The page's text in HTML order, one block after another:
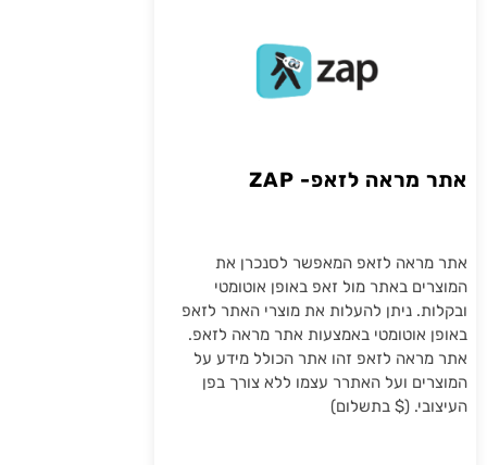
אתר מראה לזאפ- ZAP
אתר מראה לזאפ המאפשר לסנכרן את
המוצרים באתר מול זאפ באופן אוטומטי
ובקלות. ניתן להעלות את מוצרי האתר לזאפ
באופן אוטומטי באמצעות אתר מראה לזאפ.
אתר מראה לזאפ זהו אתר הכולל מידע על
המוצרים ועל האתרר עצמו ללא צורך בפן
העיצובי. ($ בתשלום)